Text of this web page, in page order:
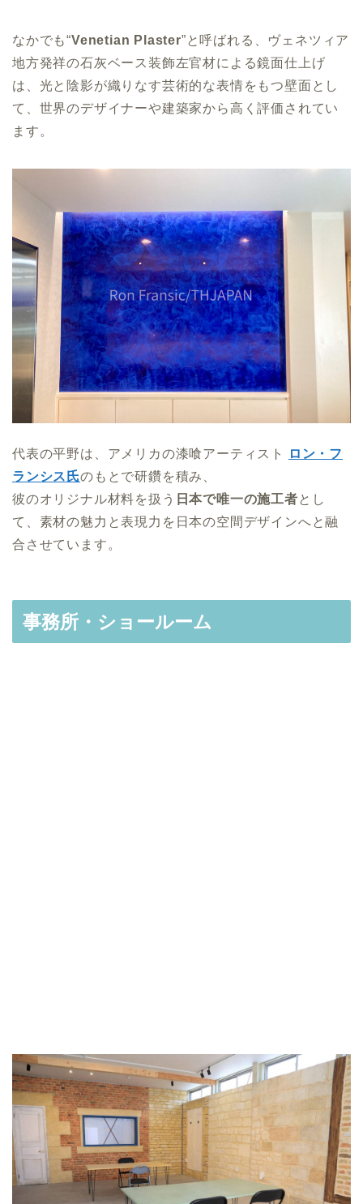
なかでも“Venetian Plaster”と呼ばれる、ヴェネツィア
地方発祥の石灰ベース装飾左官材による鏡面仕上げ
は、光と陰影が織りなす芸術的な表情をもつ壁面とし
て、世界のデザイナーや建築家から高く評価されてい
ます。
代表の平野は、アメリカの漆喰アーティスト
ロン・フ
ランシス氏のもとで研鑽を積み、
彼のオリジナル材料を扱う 日本で唯一の施工者とし
て、素材の魅力と表現力を日本の空間デザインへと融
合させています。
事務所・ショールーム